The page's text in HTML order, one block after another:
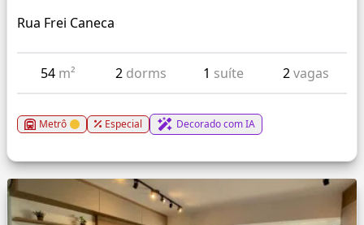
Rua Frei Caneca
54 m² 2 dorms 1 suíte 2vagas
Metrô Especial Decorado com IA